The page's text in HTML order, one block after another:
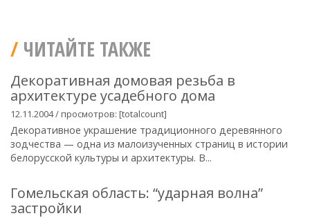
ЧИТАЙТЕ ТАКЖЕ
Декоративная домовая резьба в
архитектуре усадебного дома
12.11.2004 / просмотров: [totalcount]
Декоративное украшение традиционного деревянного
зодчества — одна из малоизученных страниц в истории
белорусской культуры и архитектуры. В...
Гомельская область: “ударная волна”
застройки